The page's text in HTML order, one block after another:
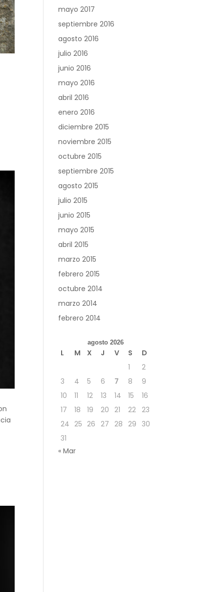
mayo 2017
septiembre 2016
agosto 2016
julio 2016
junio 2016
mayo 2016
abril 2016
enero 2016
diciembre 2015
noviembre 2015
octubre 2015
septiembre 2015
agosto 2015
julio 2015
junio 2015
mayo 2015
abril 2015
marzo 2015
febrero 2015
octubre 2014
marzo 2014
febrero 2014
agosto 2026
L M X J V S
D
1
2
3
4 5 6 7 8
9
10
11 12 13 14 15
16
17
18 19 20 21 22
23
24 25 26 27 28 29
30
31
« Mar